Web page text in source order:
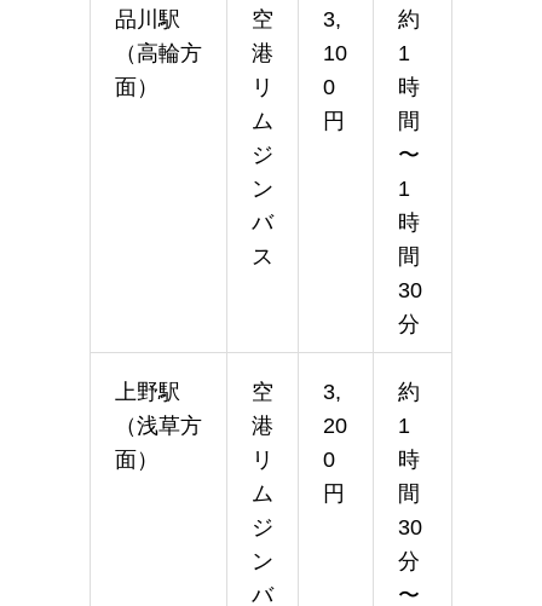
品川駅
（高輪方
面）
空
港
リ
ム
ジ
ン
バ
ス
3,
10
0
円
約
1
時
間
〜
1
時
間
30
分
上野駅
（浅草方
面）
空
港
リ
ム
ジ
ン
バ
3,
20
0
円
約
1
時
間
30
分
〜